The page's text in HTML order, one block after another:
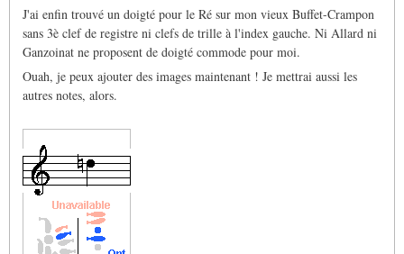
J'ai enfin trouvé un doigté pour le Ré sur mon vieux Buffet-Crampon
sans 3è clef de registre ni clefs de trille à l'index gauche. Ni Allard ni
Ganzoinat ne proposent de doigté commode pour moi.
Ouah, je peux ajouter des images maintenant ! Je mettrai aussi les
autres notes, alors.